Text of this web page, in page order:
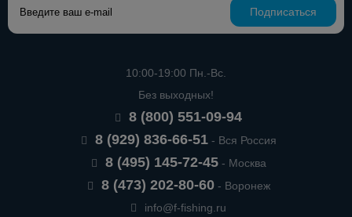
Подписаться
10:00-19:00 Пн.-Вс.
Без выходных!
8 (800) 551-09-94
8 (929) 836-66-51- Вся Россия
8 (495) 145-72-45- Москва
8 (473) 202-80-60- Воронеж
info@f-fishing.ru